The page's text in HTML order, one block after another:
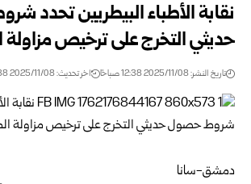
نقابة الأطباء البيطريين تحدد
حديثي التخرج على ترخيص مزاولة
تاريخ النشر: 2025/11/08 12:38 صباحًا اخر تحديث: 2025/11/08 12:38 صباحًا
دمشق-سانا